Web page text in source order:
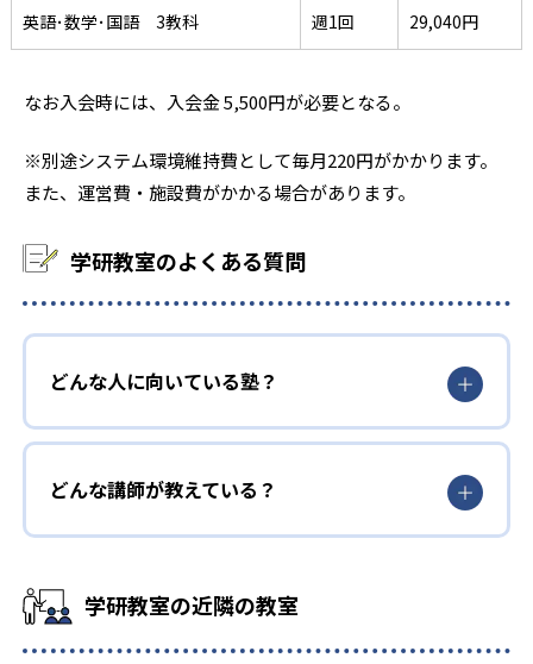
英語･数学･国語 3教科 週1回 29,040円
なお入会時には、入会金 5,500円が必要となる。
※別途システム環境維持費として毎月220円がかかります。
また、運営費・施設費がかかる場合があります。
学研教室のよくある質問
どんな人に向いている塾？
どんな講師が教えている？
学研教室の近隣の教室